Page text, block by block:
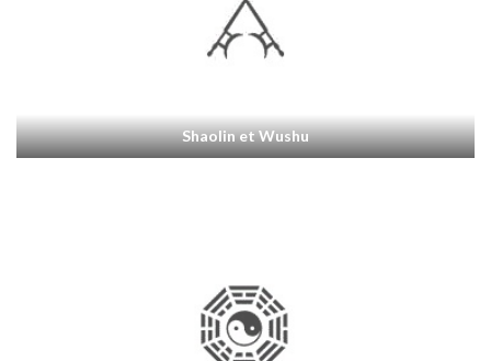
Shaolin et Wushu